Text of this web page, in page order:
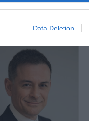
Data Deletion